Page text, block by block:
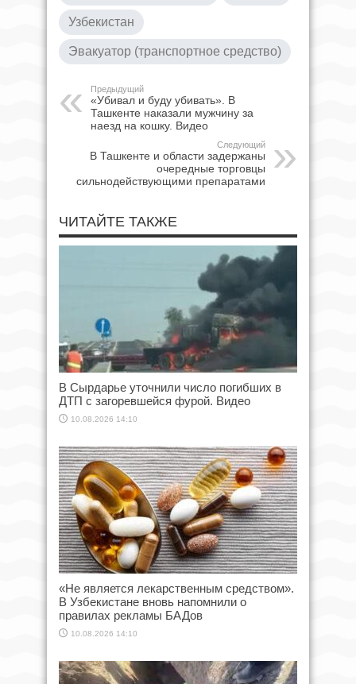
Узбекистан
Эвакуатор (транспортное средство)
Предыдущий
«Убивал и буду убивать». В
Ташкенте наказали мужчину за
наезд на кошку. Видео
Следующий
В Ташкенте и области задержаны
очередные торговцы
сильнодействующими препаратами
ЧИТАЙТЕ ТАКЖЕ
В Сырдарье уточнили число погибших в
ДТП с загоревшейся фурой. Видео
10.08.2026 14:10
«Не является лекарственным средством».
В Узбекистане вновь напомнили о
правилах рекламы БАДов
10.08.2026 14:10